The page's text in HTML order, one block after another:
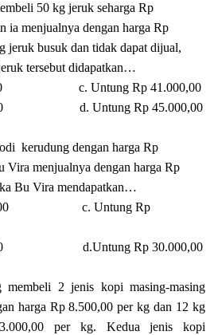
50 kg jeruk seharga Rp
ia menjualnya dengan harga Rp
jeruk busuk dan tidak dapat dijual,
tersebut didapatkan…
c. Untung Rp 41.000,00
d. Untung Rp 45.000,00
kerudung dengan harga Rp
Vira menjualnya dengan harga Rp
Bu Vira mendapatkan…
c. Untung Rp
d.Untung Rp 30.000,00
membeli 2 jenis kopi masing-masing
harga Rp 8.500,00 per kg dan 12 kg
per kg. Kedua jenis kopi